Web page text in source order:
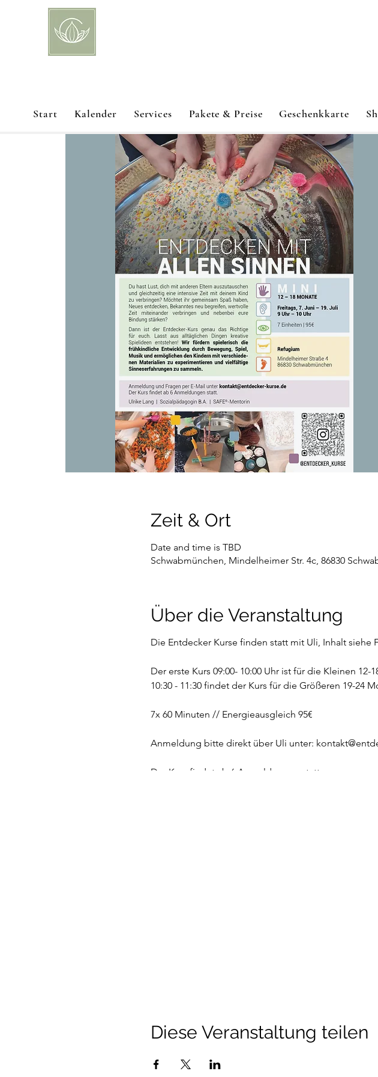
Start Kalender Services Pakete & Preise Geschenkkarte
Zeit & Ort
Date and time is TBD
Schwabmünchen, Mindelheimer Str. 4c, 86830
Über die Veranstaltung
Die Entdecker Kurse finden statt mit Uli, Inhalt siehe
Der erste Kurs 09:00- 10:00 Uhr ist für die Kleinen 12-
10:30 - 11:30 findet der Kurs für die Größeren 19-24
7x 60 Minuten // Energieausgleich 95€
Anmeldung bitte direkt über Uli unter:
Der Kurs findet ab 6 Anmeldungen statt.
Diese Veranstaltung teilen